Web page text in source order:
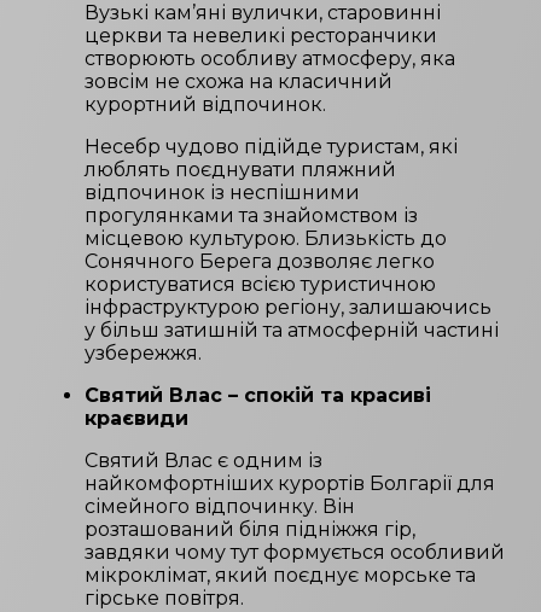
Вузькі кам’яні вулички, старовинні
церкви та невеликі ресторанчики
створюють особливу атмосферу, яка
зовсім не схожа на класичний
курортний відпочинок.
Несебр чудово підійде туристам, які
люблять поєднувати пляжний
відпочинок із неспішними
прогулянками та знайомством із
місцевою культурою. Близькість до
Сонячного Берега дозволяє легко
користуватися всією туристичною
інфраструктурою регіону, залишаючись
у більш затишній та атмосферній частині
узбережжя.
Святий Влас – спокій та красиві
краєвиди
Святий Влас є одним із
найкомфортніших курортів Болгарії для
сімейного відпочинку. Він
розташований біля підніжжя гір,
завдяки чому тут формується особливий
мікроклімат, який поєднує морське та
гірське повітря.